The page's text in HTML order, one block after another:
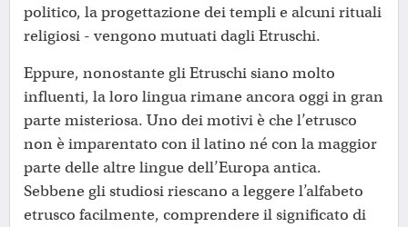
politico, la progettazione dei templi e alcuni rituali
religiosi - vengono mutuati dagli Etruschi.
Eppure, nonostante gli Etruschi siano molto
influenti, la loro lingua rimane ancora oggi in gran
parte misteriosa. Uno dei motivi è che l’etrusco
non è imparentato con il latino né con la maggior
parte delle altre lingue dell’Europa antica.
Sebbene gli studiosi riescano a leggere l’alfabeto
etrusco facilmente, comprendere il significato di